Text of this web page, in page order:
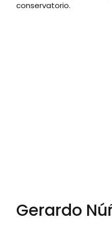
conservatorio.
Gerardo